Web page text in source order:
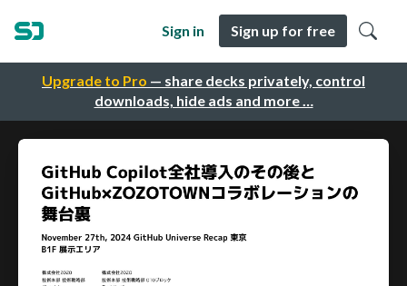
Upgrade to Pro — share decks privately, control
downloads, hide ads and more …
Sign in Sign up for free